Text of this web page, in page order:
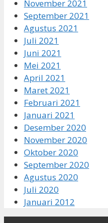
November 2021
September 2021
Agustus 2021
Juli 2021
Juni 2021
Mei 2021
April 2021
Maret 2021
Februari 2021
Januari 2021
Desember 2020
November 2020
Oktober 2020
September 2020
Agustus 2020
Juli 2020
Januari 2012